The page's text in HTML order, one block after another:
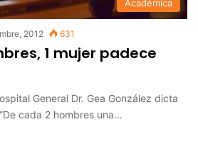
Académica
2012 631
1 mujer padece
General Dr. Gea González dicta
cada 2 hombres una…